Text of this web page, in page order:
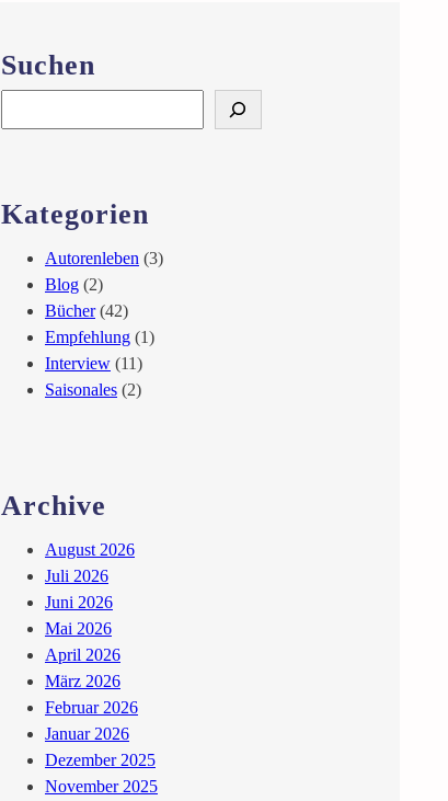
Suchen
e
c
Kategorien
Autorenleben (3)
Blog (2)
Bücher(42)
Empfehlung (1)
Interview (11)
Saisonales (2)
Archive
August 2026
Juli 2026
Juni 2026
Mai 2026
April 2026
März 2026
Februar 2026
Januar 2026
Dezember 2025
November 2025